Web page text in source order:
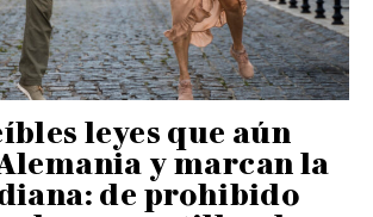
leyes que aún
y marcan la
de prohibido